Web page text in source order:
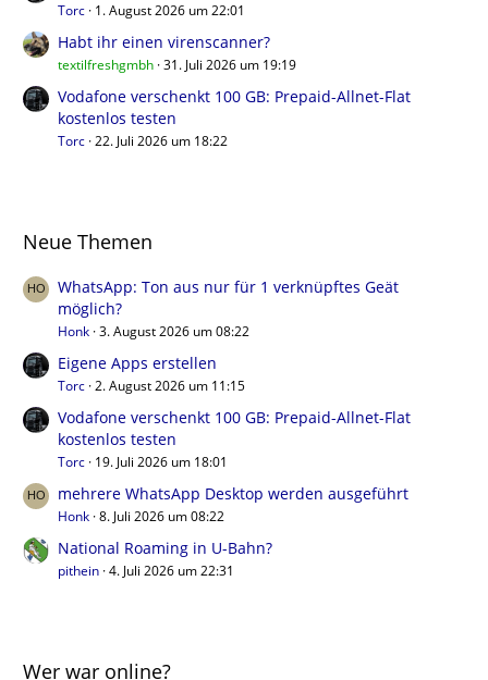
Torc 1. August 2026 um 22:01
Habt ihr einen virenscanner?
textilfreshgmbh 31. Juli 2026 um 19:19
Vodafone verschenkt 100 GB: Prepaid-Allnet-Flat
kostenlos testen
Torc 22. Juli 2026 um 18:22
Neue Themen
WhatsApp: Ton aus nur für 1 verknüpftes Geät
möglich?
Honk 3. August 2026 um 08:22
Eigene Apps erstellen
Torc 2. August 2026 um 11:15
Vodafone verschenkt 100 GB: Prepaid-Allnet-Flat
kostenlos testen
Torc 19. Juli 2026 um 18:01
mehrere WhatsApp Desktop werden ausgeführt
Honk 8. Juli 2026 um 08:22
National Roaming in U-Bahn?
pithein 4. Juli 2026 um 22:31
Wer war online?